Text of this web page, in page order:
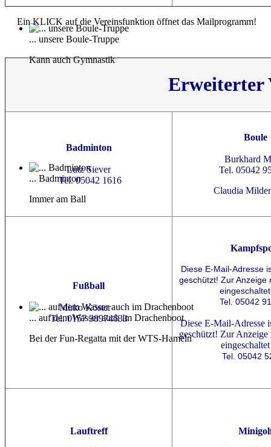
... unsere Boule-Truppe
Kann auch Gymnastik
... Badminton
Immer am Ball
... auf dem Wasser auch im Drachenboot
Bei der Fun-Regatta mit der WTS-Hameln
Ein KLICK auf die Vereinsfunktion öffnet das Mailprogramm!
Erweiterter
Badminton
Lutz Siever
Tel. 05042 1616
Boule
Burkhard
Tel. 05042
Claudia
Fußball
Mirko Köster
Tel. 0157 38974633
Diese E-Mail-Adresse
geschützt! Zur Anzeige
Tel. 05042
Diese E-Mail-Adresse
geschützt! Zur Anzeige
Tel. 05042
Lauftreff